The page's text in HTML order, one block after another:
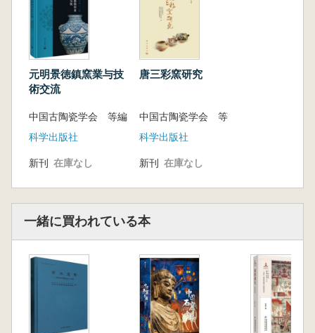
元明景徳鎮窯業与技
術交流
中国古陶瓷学会 等編
科学出版社
新刊 在庫なし
唐三彩窯研究
中国古陶瓷学会 等
科学出版社
新刊 在庫なし
一緒に買われている本